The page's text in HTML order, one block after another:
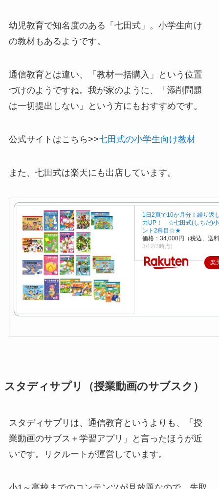
幼児教育で知名度のある「七田式」。小学生向け
の教材もあるようです。
通信教育とは違い、「教材一括購入」という位置
づけのようですね。我が家のように、「添削問題
は一切提出しない」という方にもおすすめです。
公式サイトはこちら>>七田式の小学生向け教材
また、七田式は楽天にも出店しています。
1日2頁で10か月分！繰り返
力UP！ ☆七田式(しちだ)小
ント2科目☆★
価格：34,000円（税込、送
3/12/3時点)
楽
スタディサプリ（授業動画のサブスク）
スタディサプリは、通信教育というよりも、「授
業動画のサブス＋学習アプリ」と言ったほうが近
いです。リクルートが運営しています。